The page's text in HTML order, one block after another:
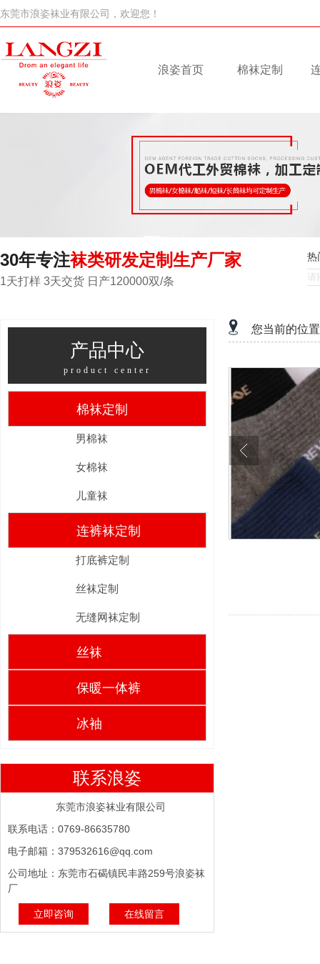
东莞市浪姿袜业有限公司，欢迎您！
浪姿首页 棉袜定制
30年专注袜类研发定制生产厂家
1天打样 3天交货 日产120000双/条
热
产品中心
product center
棉袜定制
男棉袜
女棉袜
儿童袜
连裤袜定制
打底裤定制
丝袜定制
无缝网袜定制
丝袜
保暖一体裤
冰袖
联系浪姿
东莞市浪姿袜业有限公司
联系电话：0769-86635780
电子邮箱：379532616@qq.com
公司地址：东莞市石碣镇民丰路259号浪姿袜
厂
立即咨询 在线留言
您当前的位